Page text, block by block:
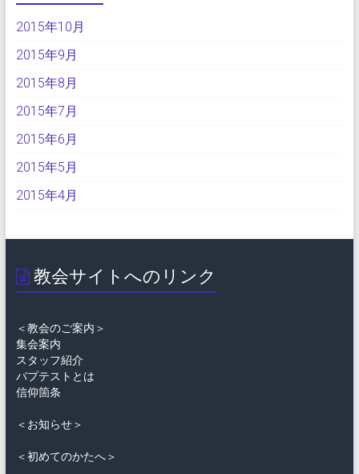
2015年10月
2015年9月
2015年8月
2015年7月
2015年6月
2015年5月
2015年4月
教会サイトへのリンク
＜教会のご案内＞
集会案内
スタッフ紹介
バプテストとは
信仰箇条
＜お知らせ＞
＜初めてのかたへ＞